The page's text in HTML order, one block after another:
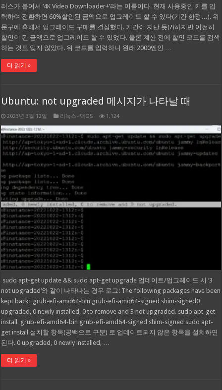
러스가 붙어서 ‘4K Video Downloader+’라는 이름이다. 현재 사용중인 키를 입
력하여 전환하면 60%할인된 금액으로 업그레이드 할 수 있다(기간 한정…). 위
문구에 혹해서 업그레이드 구매를 결심했다. 기간이 지난 듯(?)하지만 여전히
할인이 된 금액으로 업그레이드 할 수 있었다. 물론 계산 전에 할인 코드를 검색
하는 것도 잊지 않았다. 위 코드를 입력하니 원래 2000엔인 …
더 읽기 »
Ubuntu: not upgraded 메시지가 나타날 때
2023년 3월 12일 리눅스+맥OS 1,124
sudo apt-get update && sudo apt-get upgrade 업데이트/업그레이드 시 ‘3
not upgraded‘와 같이 나타나는 경우 로그: The following packages have been
kept back: grub-efi-amd64-bin grub-efi-amd64-signed shim-signed0
upgraded, 0 newly installed, 0 to remove and 3 not upgraded. sudo apt-get
install grub-efi-amd64-bin grub-efi-amd64-signed shim-signed sudo apt-
get install 설치할 항목(공백으로 구분) 로 업데이트되지 않은 항목을 설치하면
된다. 0 upgraded, 0 newly installed, …
더 읽기 »